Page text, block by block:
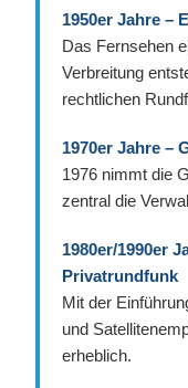
1950er Jahre –
Das Fernsehen
Verbreitung
rechtlichen
1970er Jahre –
1976 nimmt die
zentral die
1980er/1990er
Privatrundfunk
Mit der
und
erheblich.